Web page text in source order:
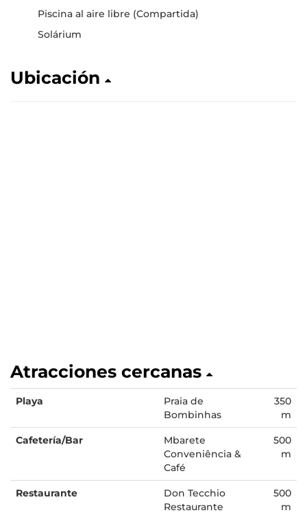
Piscina al aire libre (Compartida)
Solárium
Ubicación
Atracciones cercanas
Playa
Praia de
Bombinhas
350
m
Cafetería/Bar
Mbarete
Conveniência &
Café
500
m
Restaurante
Don Tecchio
Restaurante
500
m